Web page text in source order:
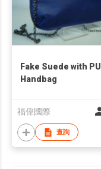
Fake Suede with PU
Handbag
福偉國際
查詢